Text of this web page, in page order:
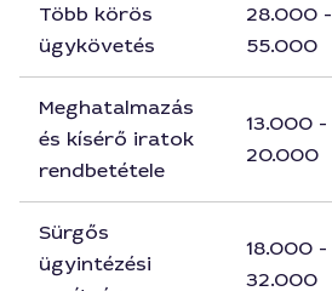
Több körös
ügykövetés
28.000 -
55.000
Meghatalmazás
és kísérő iratok
rendbetétele
13.000 -
20.000
Sürgős
ügyintézési
18.000 -
32.000